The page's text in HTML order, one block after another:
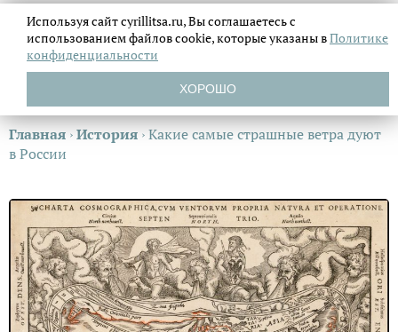
Главная ›История ›Какие самые страшные ветра дуют
в России
Используя сайт cyrillitsa.ru, Вы соглашаетесь с
использованием файловcookie, которые указаны вПолитике
конфиденциальности
ХОРОШО